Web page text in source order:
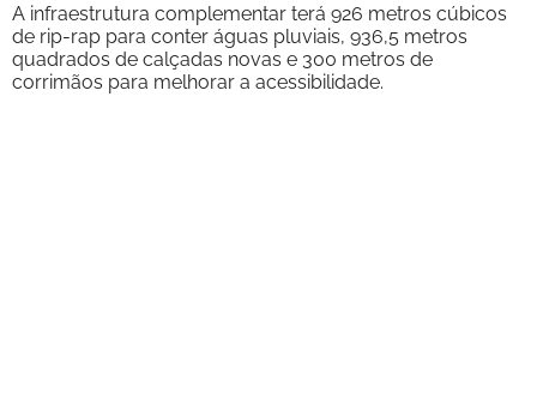
A infraestrutura complementar terá 926 metros cúbicos
de rip-rap para conter águas pluviais, 936,5 metros
quadrados de calçadas novas e 300 metros de
corrimãos para melhorar a acessibilidade.